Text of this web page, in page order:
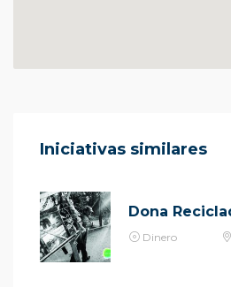
Iniciativas similares
Dona
Dinero